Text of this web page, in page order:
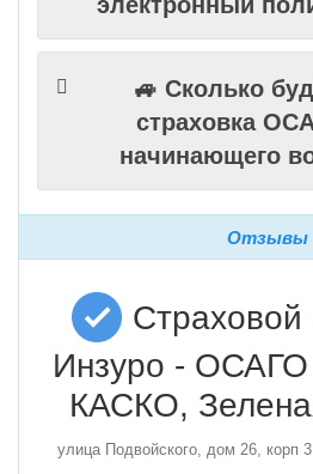
🚙 Сколько
страховка
начинающего
Отзывы
Инзуро -
КАСКО,
улица Подвойского, дом 26, корп